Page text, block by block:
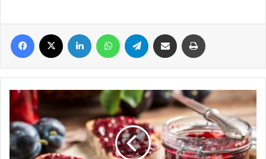
Facebook Linkedin WhatsAppTelegram Compartilhar via e-mail
'Dia
da
Chimia'
entra
para